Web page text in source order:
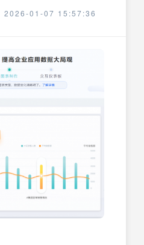
2026-01-07 15:57:36